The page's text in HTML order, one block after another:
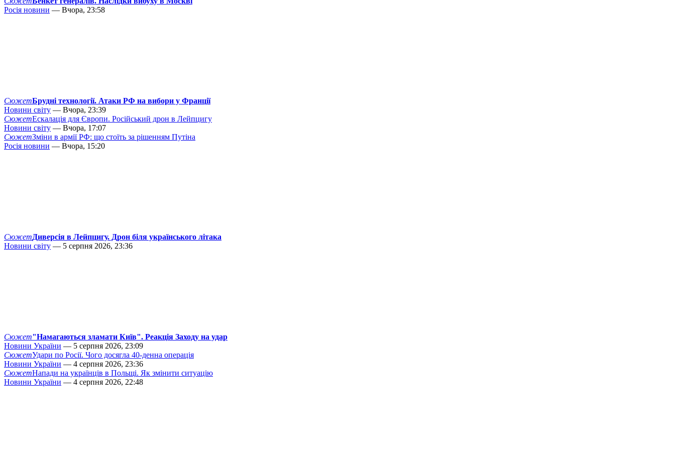
Росія новини — Вчора, 23:58
СюжетБрудні технології. Атаки РФ на вибори у Франції
Новини світу — Вчора, 23:39
СюжетЕскалація для Європи. Російський дрон в Лейпцигу
Новини світу — Вчора, 17:07
СюжетЗміни в армії РФ: що стоїть за рішенням Путіна
Росія новини — Вчора, 15:20
СюжетДиверсія в Лейпцигу. Дрон біля українського літака
Новини світу — 5 серпня 2026, 23:36
Сюжет"Намагаються зламати Київ". Реакція Заходу на удар
Новини України — 5 серпня 2026, 23:09
СюжетУдари по Росії. Чого досягла 40-денна операція
Новини України — 4 серпня 2026, 23:36
СюжетНапади на українців в Польщі. Як змінити ситуацію
Новини України — 4 серпня 2026, 22:48